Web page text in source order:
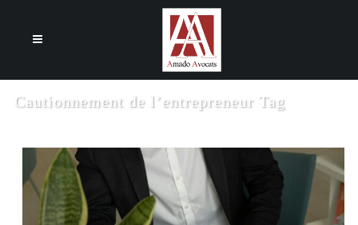
Cautionnement de l’entrepreneur Tag